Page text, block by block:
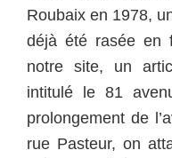
Roubaix en 1978,
déjà été rasée en
notre site, un
intitulé le 81
prolongement de
rue Pasteur, on